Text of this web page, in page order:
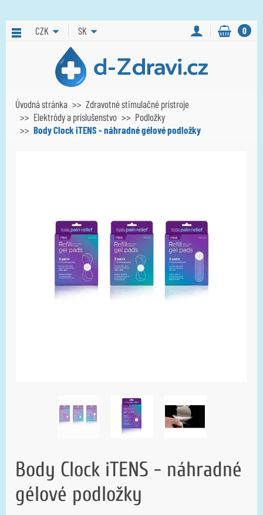
CZK SK 0
Úvodná stránka
Zdravotné stimulačné prístroje
Elektródy a príslušenstvo
Podložky
Body Clock iTENS - náhradné gélové podložky
Body Clock iTENS - náhradné
gélové podložky